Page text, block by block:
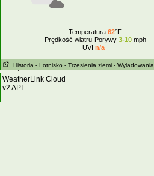
Temperatura 62°F
Prędkość wiatru-Porywy 3-10mph
UVI n/a
Historia - Lotnisko - Trzęsienia ziemi - Wyładowania
atmosferyczne
WeatherLink Cloud
v2 API